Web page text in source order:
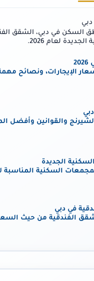
السكن في دبي، الشقق
لعام 2026.
الإيجارات، ونصائح
والقوانين وأفضل
الجديدة
السكنية المناسبة
في دبي
الفندقية من حيث